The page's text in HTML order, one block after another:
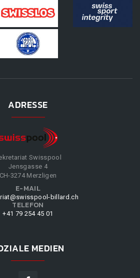
ADRESSE
Swisspool
Jensgasse 4
CH-3274 Merzligen
E-MAIL
billard.ch
TELEFON
+41 79 254 45 01
MEDIEN